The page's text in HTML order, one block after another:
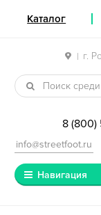
| г.
Перейти к
Перейти к
8 (800)
info@streetfoot.ru
Навигация
Каталог